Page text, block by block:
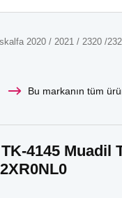
2020 / 2021 / 2320 /
Bu markanın tüm
4145 Muadil